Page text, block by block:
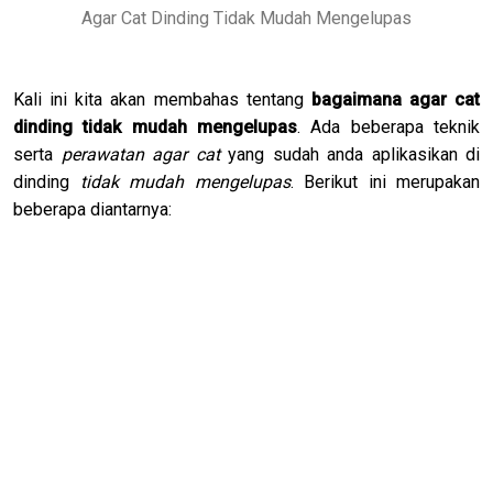
Agar Cat Dinding Tidak Mudah Mengelupas
Kali ini kita akan membahas tentang bagaimana agar cat
dinding tidak mudah mengelupas. Ada beberapa teknik
serta perawatan agar catyang sudah anda aplikasikan di
dinding tidak mudah mengelupas. Berikut ini merupakan
beberapa diantarnya: